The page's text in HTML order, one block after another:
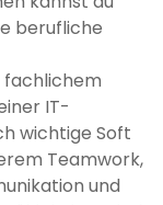
berufliche
fachlichem
IT-
wichtige Soft
Teamwork,
und